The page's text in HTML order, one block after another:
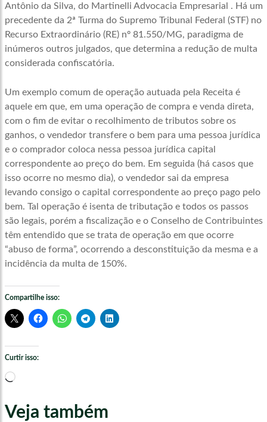
Antônio da Silva, do Martinelli Advocacia Empresarial . Há um
precedente da 2ª Turma do Supremo Tribunal Federal (STF) no
Recurso Extraordinário (RE) nº 81.550/MG, paradigma de
inúmeros outros julgados, que determina a redução de multa
considerada confiscatória.
Um exemplo comum de operação autuada pela Receita é
aquele em que, em uma operação de compra e venda direta,
com o fim de evitar o recolhimento de tributos sobre os
ganhos, o vendedor transfere o bem para uma pessoa jurídica
e o comprador coloca nessa pessoa jurídica capital
correspondente ao preço do bem. Em seguida (há casos que
isso ocorre no mesmo dia), o vendedor sai da empresa
levando consigo o capital correspondente ao preço pago pelo
bem. Tal operação é isenta de tributação e todos os passos
são legais, porém a fiscalização e o Conselho de Contribuintes
têm entendido que se trata de operação em que ocorre
“abuso de forma”, ocorrendo a desconstituição da mesma e a
incidência da multa de 150%.
Compartilhe isso:
Curtir isso:
Carregando...
Veja também